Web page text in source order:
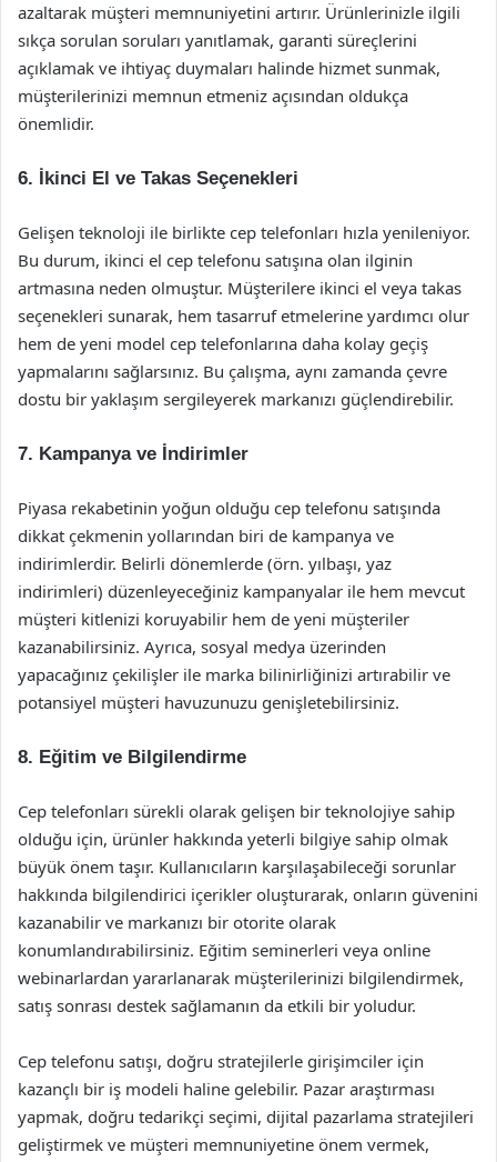
azaltarak müşteri memnuniyetini artırır. Ürünlerinizle ilgili
sıkça sorulan soruları yanıtlamak, garanti süreçlerini
açıklamak ve ihtiyaç duymaları halinde hizmet sunmak,
müşterilerinizi memnun etmeniz açısından oldukça
önemlidir.
6. İkinci El ve Takas Seçenekleri
Gelişen teknoloji ile birlikte cep telefonları hızla yenileniyor.
Bu durum, ikinci el cep telefonu satışına olan ilginin
artmasına neden olmuştur. Müşterilere ikinci el veya takas
seçenekleri sunarak, hem tasarruf etmelerine yardımcı olur
hem de yeni model cep telefonlarına daha kolay geçiş
yapmalarını sağlarsınız. Bu çalışma, aynı zamanda çevre
dostu bir yaklaşım sergileyerek markanızı güçlendirebilir.
7. Kampanya ve İndirimler
Piyasa rekabetinin yoğun olduğu cep telefonu satışında
dikkat çekmenin yollarından biri de kampanya ve
indirimlerdir. Belirli dönemlerde (örn. yılbaşı, yaz
indirimleri) düzenleyeceğiniz kampanyalar ile hem mevcut
müşteri kitlenizi koruyabilir hem de yeni müşteriler
kazanabilirsiniz. Ayrıca, sosyal medya üzerinden
yapacağınız çekilişler ile marka bilinirliğinizi artırabilir ve
potansiyel müşteri havuzunuzu genişletebilirsiniz.
8. Eğitim ve Bilgilendirme
Cep telefonları sürekli olarak gelişen bir teknolojiye sahip
olduğu için, ürünler hakkında yeterli bilgiye sahip olmak
büyük önem taşır. Kullanıcıların karşılaşabileceği sorunlar
hakkında bilgilendirici içerikler oluşturarak, onların güvenini
kazanabilir ve markanızı bir otorite olarak
konumlandırabilirsiniz. Eğitim seminerleri veya online
webinarlardan yararlanarak müşterilerinizi bilgilendirmek,
satış sonrası destek sağlamanın da etkili bir yoludur.
Cep telefonu satışı, doğru stratejilerle girişimciler için
kazançlı bir iş modeli haline gelebilir. Pazar araştırması
yapmak, doğru tedarikçi seçimi, dijital pazarlama stratejileri
geliştirmek ve müşteri memnuniyetine önem vermek,